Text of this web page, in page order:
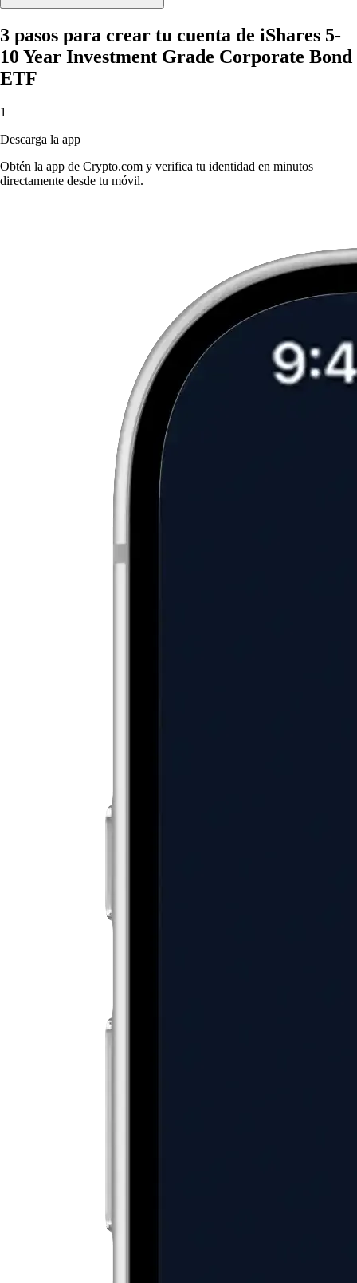
3 pasos para crear tu cuenta de iShares 5-
10 Year Investment Grade Corporate Bond
ETF
1
Descarga la app
Obtén la app de Crypto.com y verifica tu identidad en minutos
directamente desde tu móvil.